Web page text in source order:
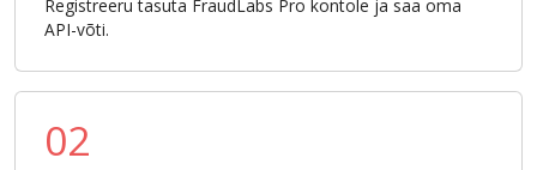
Registreeru tasuta FraudLabs Pro kontole ja saa oma
API-võti.
02